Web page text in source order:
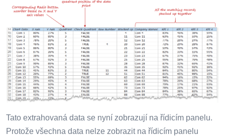
Tato extrahovaná data se nyní zobrazují na řídicím panelu.
Protože všechna data nelze zobrazit na řídicím panelu